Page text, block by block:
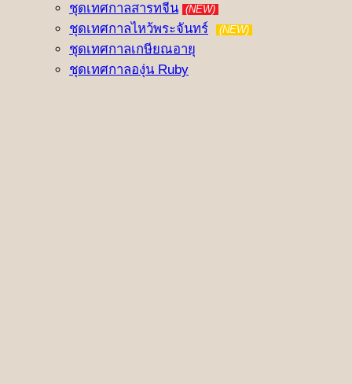
ชุดเทศกาลสารทจีน (NEW)
ชุดเทศกาลไหว้พระจันทร์ (NEW)
ชุดเทศกาลเกษียณอายุ
ชุดเทศกาลองุ่น Ruby